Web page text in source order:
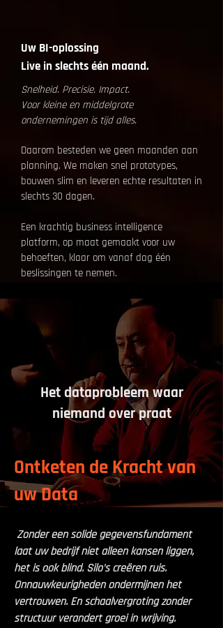
Uw BI-oplossing
Live in slechts één maand.
Snelheid. Precisie. Impact.
Voor kleine en middelgrote
ondernemingen is tijd alles.
Daarom besteden we geen maanden aan
planning. We maken snel prototypes,
bouwen slim en leveren echte resultaten in
slechts 30 dagen.
Een krachtig business intelligence
platform, op maat gemaakt voor uw
behoeften, klaar om vanaf dag één
beslissingen te nemen.
Omdat data u sterker moeten maken, niet
Het dataprobleem waar
niemand over praat
Ontketen de Kracht van
uw Data
Zonder een solide gegevensfundament
laat uw bedrijf niet alleen kansen liggen,
het is ook blind. Silo's creëren ruis.
Onnauwkeurigheden ondermijnen het
vertrouwen. En schaalvergroting zonder
structuur verandert groei in wrijving.